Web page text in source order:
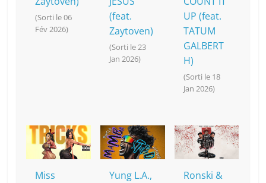
(Sorti le 06
Fév 2026)
(feat.
Zaytoven)
(Sorti le 23
Jan 2026)
UP (feat.
TATUM
GALBERT
H)
(Sorti le 18
Jan 2026)
Miss
Yung L.A.,
Ronski &